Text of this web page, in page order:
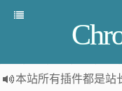
本站所有插件都是站